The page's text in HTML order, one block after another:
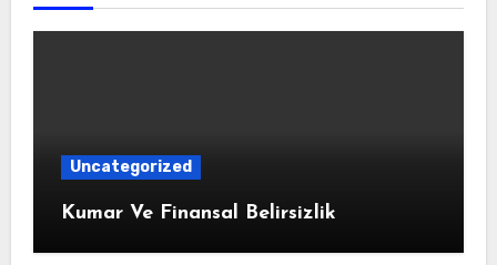
Uncategorized
Kumar Ve Finansal Belirsizlik